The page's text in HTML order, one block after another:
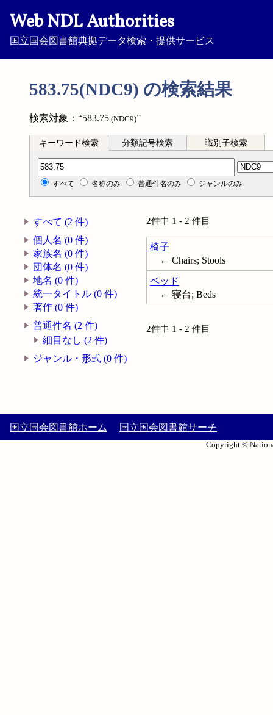
Web NDL Authorities
国立国会図書館典拠データ検索・提供サービス
583.75(NDC9) の検索結果
検索対象：“583.75 (NDC9)”
キーワード検索 分類記号検索 識別子検索
分類記号検索
すべて 名称のみ 普通件名のみ ジャンルのみ
すべて (2 件)
個人名 (0 件)
家族名 (0 件)
団体名 (0 件)
地名 (0 件)
統一タイトル (0 件)
著作 (0 件)
普通件名 (2 件)
細目なし (2 件)
ジャンル・形式 (0 件)
2件中 1 - 2 件目
椅子
← Chairs; Stools
ベッド
← 寝台; Beds
2件中 1 - 2 件目
国立国会図書館ホーム 国立国会図書館サーチ
Copyright ©